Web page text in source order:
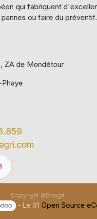
qui​ fabriquent
ou faire du préventif.
ZA de Mondétour
Copyright ©Diragri
- Le #1Open Source